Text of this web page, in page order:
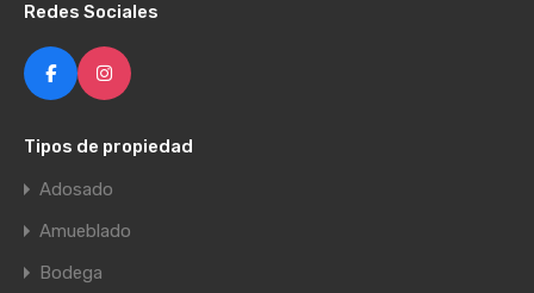
Redes Sociales
Tipos de propiedad
Adosado
Amueblado
Bodega